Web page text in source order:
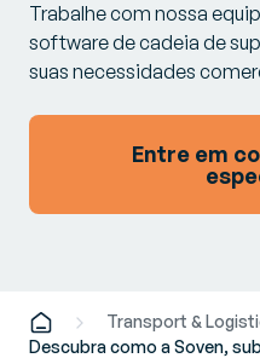
Trabalhe com nossa
software de cadeia de
suas necessidades
Entre em
Transport &
Descubra como a Soven,